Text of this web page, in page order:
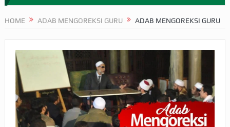
APA HUKUM MEMPERCEPAT PEMBAYARAN ZAKAT
SEBELUM TIBA SAAT WAJIB?
HAKIKAT NIKMAT DI DUNIA!
BAGAIMANA CARA MEMBAYAR ZAKAT UANG?
HOME ADAB MENGOREKSI GURU ADAB MENGOREKSI GURU